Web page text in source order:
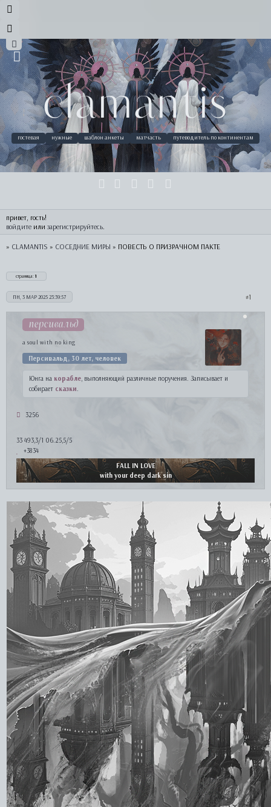
гостевая нужные шаблон анкеты матчасть путеводитель по континентам
clamantis
привет, гость!
войдите или зарегистрируйтесь.
» CLAMANTIS » СОСЕДНИЕ МИРЫ » ПОВЕСТЬ О ПРИЗРАЧНОМ ПАКТЕ
страница: 1
1
ПН, 3 МАР 2025 23:39:57
персивальд
a soul with no king
Персивальд, 30 лет, человек
Юнга на корабле, выполняющий различные поручения. Записывает и
собирает сказки.
3256
33 493,3/1 06.25,5/5
+3834
FALL IN LOVE
with your deep dark sin